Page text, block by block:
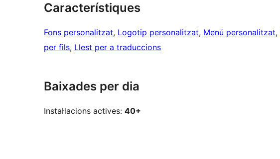
Característiques
Fons personalitzat, Logotip personalitzat, Menú personalitzat,
per fils, Llest per a traduccions
Baixades per dia
Instal·lacions actives: 40+